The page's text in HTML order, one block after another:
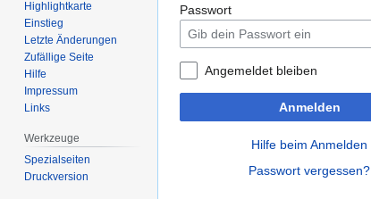
Passwort
Angemeldet bleiben
Anmelden
Hilfe beim Anmelden
Passwort vergessen?
Highlightkarte
Einstieg
Letzte Änderungen
Zufällige Seite
Hilfe
Impressum
Links
Werkzeuge
Spezialseiten
Druckversion